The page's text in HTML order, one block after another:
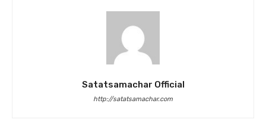
Satatsamachar Official
http://satatsamachar.com